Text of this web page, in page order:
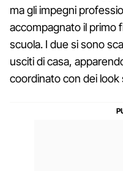
ma gli impegni
accompagnato il primo
scuola. I due si sono
usciti di casa,
coordinato con dei look